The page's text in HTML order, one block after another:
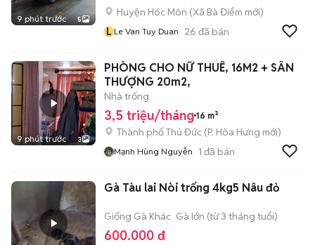
9 phút trước 5
Huyện Hóc Môn (Xã Bà Điểm mới)
L Le Van Tuy Duan 26 đã bán
9 phút trước 3
PHÒNG CHO NỮ THUÊ, 16M2 + SÂN
THƯỢNG 20m2,
Nhà trống
3,5 triệu/tháng 16 m²
Thành phố Thủ Đức (P. Hòa Hưng mới)
Mạnh Hùng Nguyễn 1 đã bán
Gà Tàu lai Nòi trống 4kg5 Nâu đỏ
Giống Gà Khác Gà lớn (từ 3 tháng tuổi)
600.000 đ